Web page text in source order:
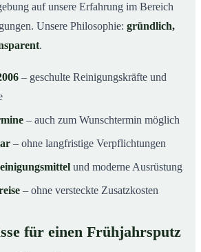
auf unsere Erfahrung im Bereich
Unsere Philosophie: gründlich,
.
– geschulte Reinigungskräfte und
– auch zum Wunschtermin möglich
– ohne langfristige Verpflichtungen
und moderne Ausrüstung
– ohne versteckte Zusatzkosten
für einen Frühjahrsputz